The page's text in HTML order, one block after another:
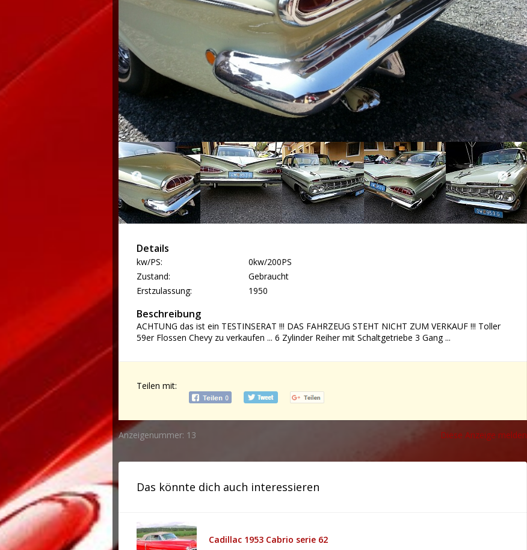
Details
kw/PS:
0kw/200PS
Zustand:
Gebraucht
Erstzulassung:
1950
Beschreibung
ACHTUNG das ist ein TESTINSERAT !!! DAS FAHRZEUG STEHT NICHT ZUM VERKAUF !!! Toller
59er Flossen Chevy zu verkaufen ... 6 Zylinder Reiher mit Schaltgetriebe 3 Gang ...
Teilen mit:
Anzeigenummer: 13 Diese Anzeige melden
Das könnte dich auch interessieren
Cadillac 1953 Cabrio serie 62